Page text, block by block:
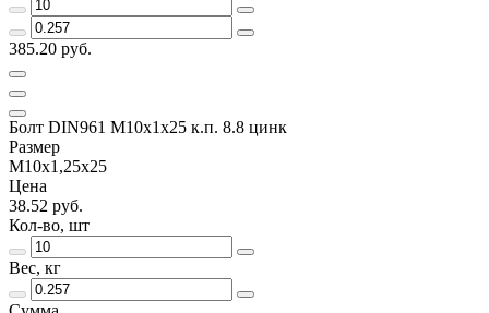
385.20 руб.
Болт DIN961 М10х1х25 к.п. 8.8 цинк
Размер
М10х1,25х25
Цена
38.52 руб.
Кол-во, шт
Вес, кг